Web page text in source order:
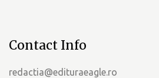
Contact Info
redactia@edituraeagle.ro